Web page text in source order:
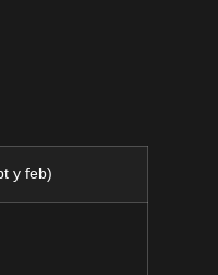
y feb)